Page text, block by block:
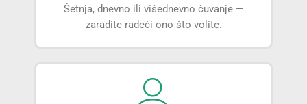
Šetnja, dnevno ili višednevno čuvanje —
zaradite radeći ono što volite.